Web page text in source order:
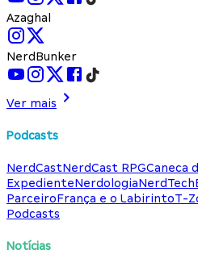
Azaghal
NerdBunker
Ver mais
Podcasts
NerdCastNerdCast RPGCaneca
ExpedienteNerdologiaNerdTech
ParceiroFrança e o LabirintoT-
Podcasts
Notícias